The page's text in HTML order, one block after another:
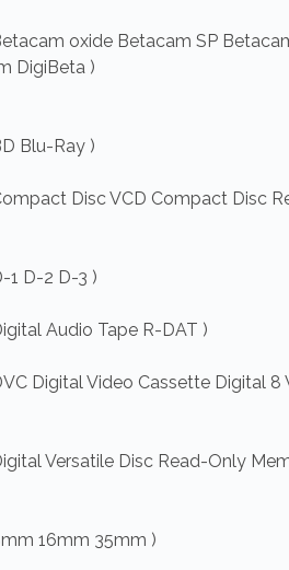
oxide Betacam SP
DigiBeta )
Blu-Ray )
Disc VCD Compact Disc
1 D-2 D-3 )
Audio Tape R-DAT )
Digital Video Cassette Digital
Versatile Disc Read-Only
16mm 35mm )